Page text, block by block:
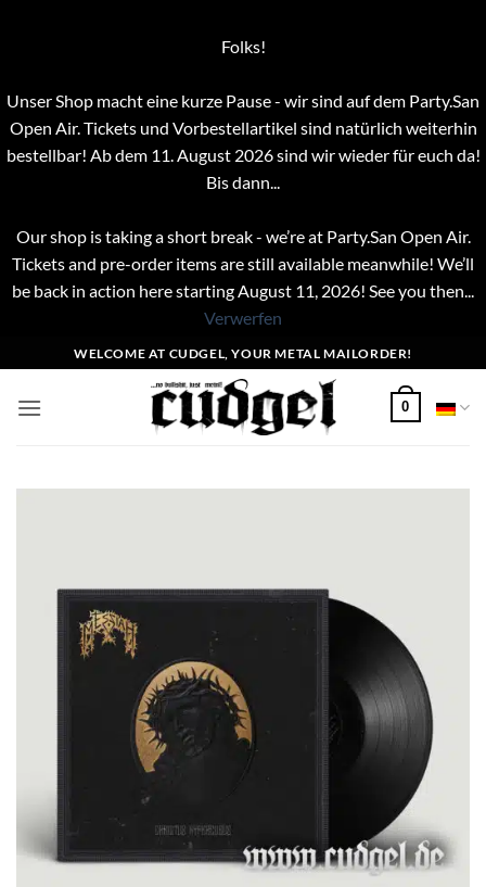
Folks!
Unser Shop macht eine kurze Pause - wir sind auf dem Party.San
Open Air. Tickets und Vorbestellartikel sind natürlich weiterhin
bestellbar! Ab dem 11. August 2026 sind wir wieder für euch da!
Bis dann...
Our shop is taking a short break - we’re at Party.San Open Air.
Tickets and pre-order items are still available meanwhile! We’ll
be back in action here starting August 11, 2026! See you then...
Verwerfen
Inhalt
springen
WELCOME AT CUDGEL, YOUR METAL MAILORDER!
0